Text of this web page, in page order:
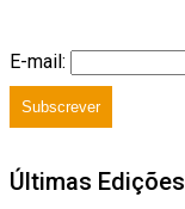
E-mail:
Subscrever
Últimas Edições